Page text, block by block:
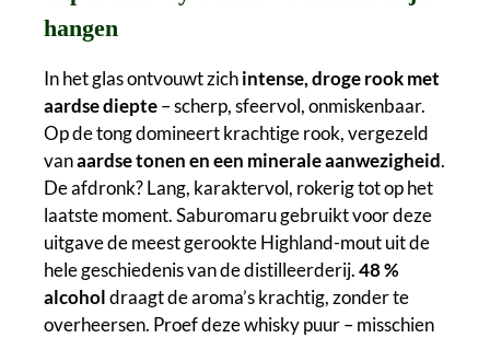
hangen
In het glas ontvouwt zichintense, droge rook met
aardse diepte– scherp, sfeervol, onmiskenbaar.
Op de tong domineert krachtige rook, vergezeld
vanaardse tonen en een minerale aanwezigheid.
De afdronk? Lang, karaktervol, rokerig tot op het
laatste moment. Saburomaru gebruikt voor deze
uitgave de meest gerookte Highland-mout uit de
hele geschiedenis van de distilleerderij.48 %
alcoholdraagt de aroma’s krachtig, zonder te
overheersen. Proef deze whisky puur – misschien